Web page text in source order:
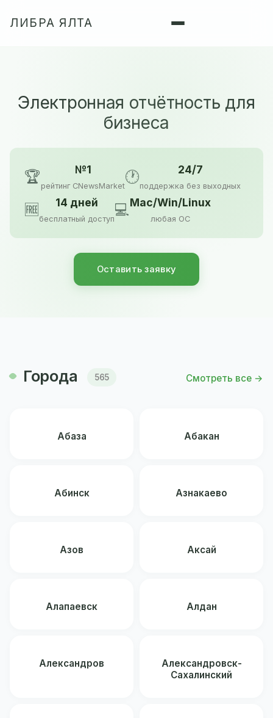
ЛИБРА ЯЛТА
Электронная отчётность для
бизнеса
🏆 №1
рейтинг CNewsMarket
🕐 24/7
поддержка без выходных
🆓 14 дней
бесплатный доступ
💻Mac/Win/Linux
любая ОС
Оставить заявку
Города 565 Смотреть все →
Абаза Абакан
Абинск Азнакаево
Азов Аксай
Алапаевск Алдан
Александров
Александровск-
Сахалинский